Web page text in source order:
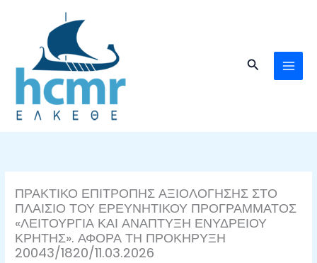
περιεχόμενο
Αναζήτηση
ΠΡΑΚΤΙΚΟ ΕΠΙΤΡΟΠΗΣ ΑΞΙΟΛΟΓΗΣΗΣ ΣΤΟ
ΠΛΑΙΣΙΟ ΤΟΥ ΕΡΕΥΝΗΤΙΚΟΥ ΠΡΟΓΡΑΜΜΑΤΟΣ
«ΛΕΙΤΟΥΡΓΙΑ ΚΑΙ ΑΝΑΠΤΥΞΗ ΕΝΥΔΡΕΙΟΥ
ΚΡΗΤΗΣ». ΑΦΟΡΑ ΤΗ ΠΡΟΚΗΡΥΞΗ
20043/1820/11.03.2026